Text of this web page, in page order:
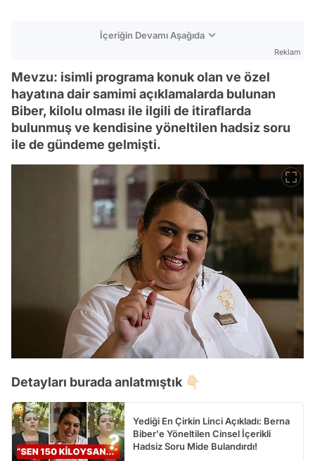
İçeriğin Devamı Aşağıda
Reklam
Mevzu: isimli programa konuk olan ve özel
hayatına dair samimi açıklamalarda bulunan
Biber, kilolu olması ile ilgili de itiraflarda
bulunmuş ve kendisine yöneltilen hadsiz soru
ile de gündeme gelmişti.
Detayları burada anlatmıştık 👇🏻
Yediği En Çirkin Linci Açıkladı: Berna
Biber'e Yöneltilen Cinsel İçerikli
Hadsiz Soru Mide Bulandırdı!